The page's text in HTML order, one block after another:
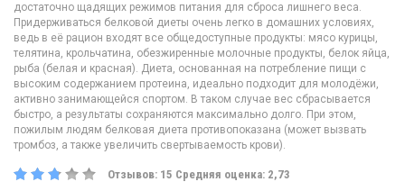
достаточно щадящих режимов питания для сброса лишнего веса.
Придерживаться белковой диеты очень легко в домашних условиях,
ведь в её рацион входят все общедоступные продукты: мясо курицы,
телятина, крольчатина, обезжиренные молочные продукты, белок яйца,
рыба (белая и красная). Диета, основанная на потребление пищи с
высоким содержанием протеина, идеально подходит для молодёжи,
активно занимающейся спортом. В таком случае вес сбрасывается
быстро, а результаты сохраняются максимально долго. При этом,
пожилым людям белковая диета противопоказана (может вызвать
тромбоз, а также увеличить свертываемость крови).
Отзывов: 15 Средняя оценка: 2,73